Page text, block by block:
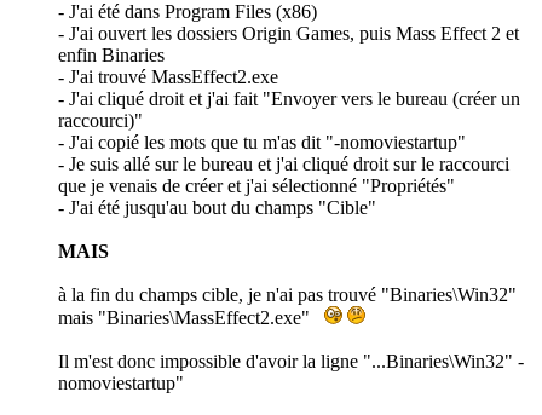
- J'ai été dans Program Files (x86)
- J'ai ouvert les dossiers Origin Games, puis Mass Effect 2 et
enfin Binaries
- J'ai trouvé MassEffect2.exe
- J'ai cliqué droit et j'ai fait "Envoyer vers le bureau (créer un
raccourci)"
- J'ai copié les mots que tu m'as dit "-nomoviestartup"
- Je suis allé sur le bureau et j'ai cliqué droit sur le raccourci
que je venais de créer et j'ai sélectionné "Propriétés"
- J'ai été jusqu'au bout du champs "Cible"
MAIS
à la fin du champs cible, je n'ai pas trouvé "Binaries\Win32"
mais "Binaries\MassEffect2.exe"
Il m'est donc impossible d'avoir la ligne "...Binaries\Win32" -
nomoviestartup"